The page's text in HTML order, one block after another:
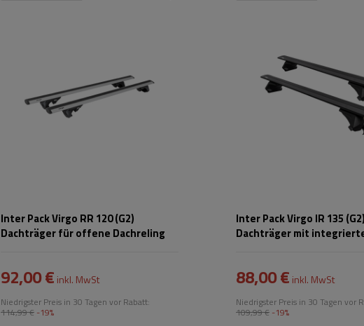
Inter Pack Virgo RR 120 (G2)
Dachträger für offene Dachreling
92,00 € inkl. MwSt
Niedrigster Preis in 30 Tagen vor Rabatt:
114,99 € -19%
Inter Pack Virgo IR 135 (G2)
Dachträger mit
88,00 € inkl. MwSt
Niedrigster Preis in 30 Tagen vor
109,99 € -19%